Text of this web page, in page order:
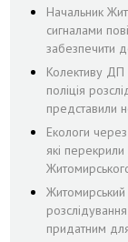
Начальник
сигналами
забезпечити
Колективу ДП
поліція
представили
Екологи
які
придатним